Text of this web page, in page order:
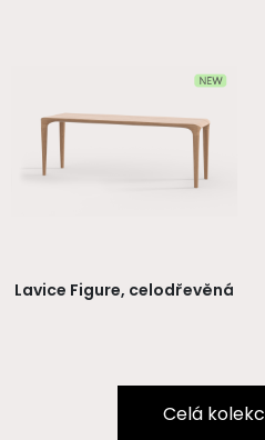
Lavice Figure, celodřevěná
Celá